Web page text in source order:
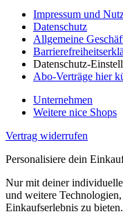
Impressum und
Datenschutz
Allgemeine
Datenschutz-
Abo-Verträge hier
Unternehmen
Weitere nice Shops
Vertrag widerrufen
Personalisiere dein
Nur mit deiner
und weitere
Einkaufserlebnis zu bieten.